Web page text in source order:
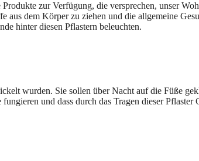
zur Verfügung, die versprechen, unser
aus dem Körper zu ziehen und die allgemeine
hinter diesen Pflastern beleuchten.
wurden. Sie sollen über Nacht auf die Füße
und dass durch das Tragen dieser